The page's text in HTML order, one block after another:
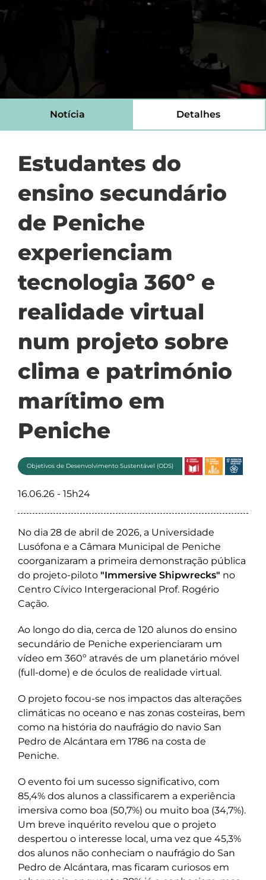
Notícia Detalhes
Estudantes do
ensino secundário
de Peniche
experienciam
tecnologia 360º e
realidade virtual
num projeto sobre
clima e património
marítimo em
Peniche
Objetivos de Desenvolvimento Sustentável (ODS)
16.06.26 - 15h24
No dia 28 de abril de 2026, a Universidade
Lusófona e a Câmara Municipal de Peniche
coorganizaram a primeira demonstração pública
do projeto-piloto "Immersive Shipwrecks" no
Centro Cívico Intergeracional Prof. Rogério
Cação.
Ao longo do dia, cerca de 120 alunos do ensino
secundário de Peniche experienciaram um
vídeo em 360º através de um planetário móvel
(full-dome) e de óculos de realidade virtual.
O projeto focou-se nos impactos das alterações
climáticas no oceano e nas zonas costeiras, bem
como na história do naufrágio do navio San
Pedro de Alcántara em 1786 na costa de
Peniche.
O evento foi um sucesso significativo, com
85,4% dos alunos a classificarem a experiência
imersiva como boa (50,7%) ou muito boa (34,7%).
Um breve inquérito revelou que o projeto
despertou o interesse local, uma vez que 45,3%
dos alunos não conheciam o naufrágio do San
Pedro de Alcántara, mas ficaram curiosos em